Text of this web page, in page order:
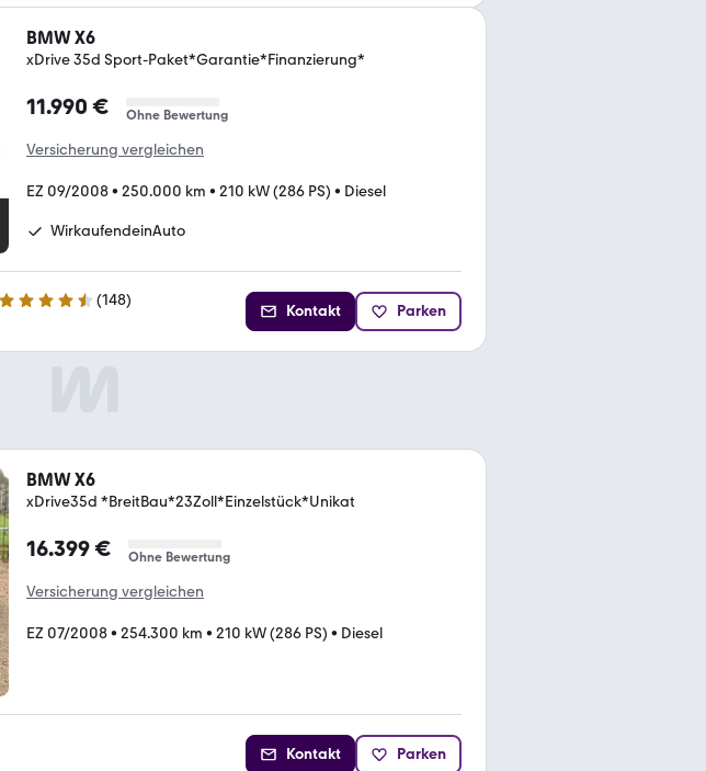
BMW X6
xDrive 35d Sport-Paket*Garantie*Finanzierung*
11.990 € Ohne Bewertung
Versicherung vergleichen
EZ 09/2008• 250.000 km • 210 kW (286 PS) • Diesel
WirkaufendeinAuto
4.7 Sterne (148)
Kontakt Parken
BMW X6
xDrive35d *BreitBau*23Zoll*Einzelstück*Unikat
16.399 € Ohne Bewertung
Versicherung vergleichen
EZ 07/2008• 254.300 km • 210 kW (286 PS) • Diesel
Kontakt Parken